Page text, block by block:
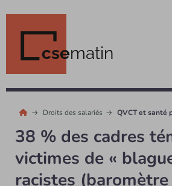
csematin
Droits des salariés QVCT et santé
38 % des cadres
victimes de «
racistes